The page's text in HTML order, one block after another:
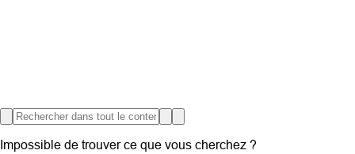
Impossible de trouver ce que vous cherchez ?